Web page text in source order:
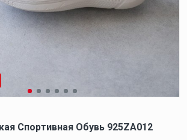
Спортивная Обувь 925ZA012